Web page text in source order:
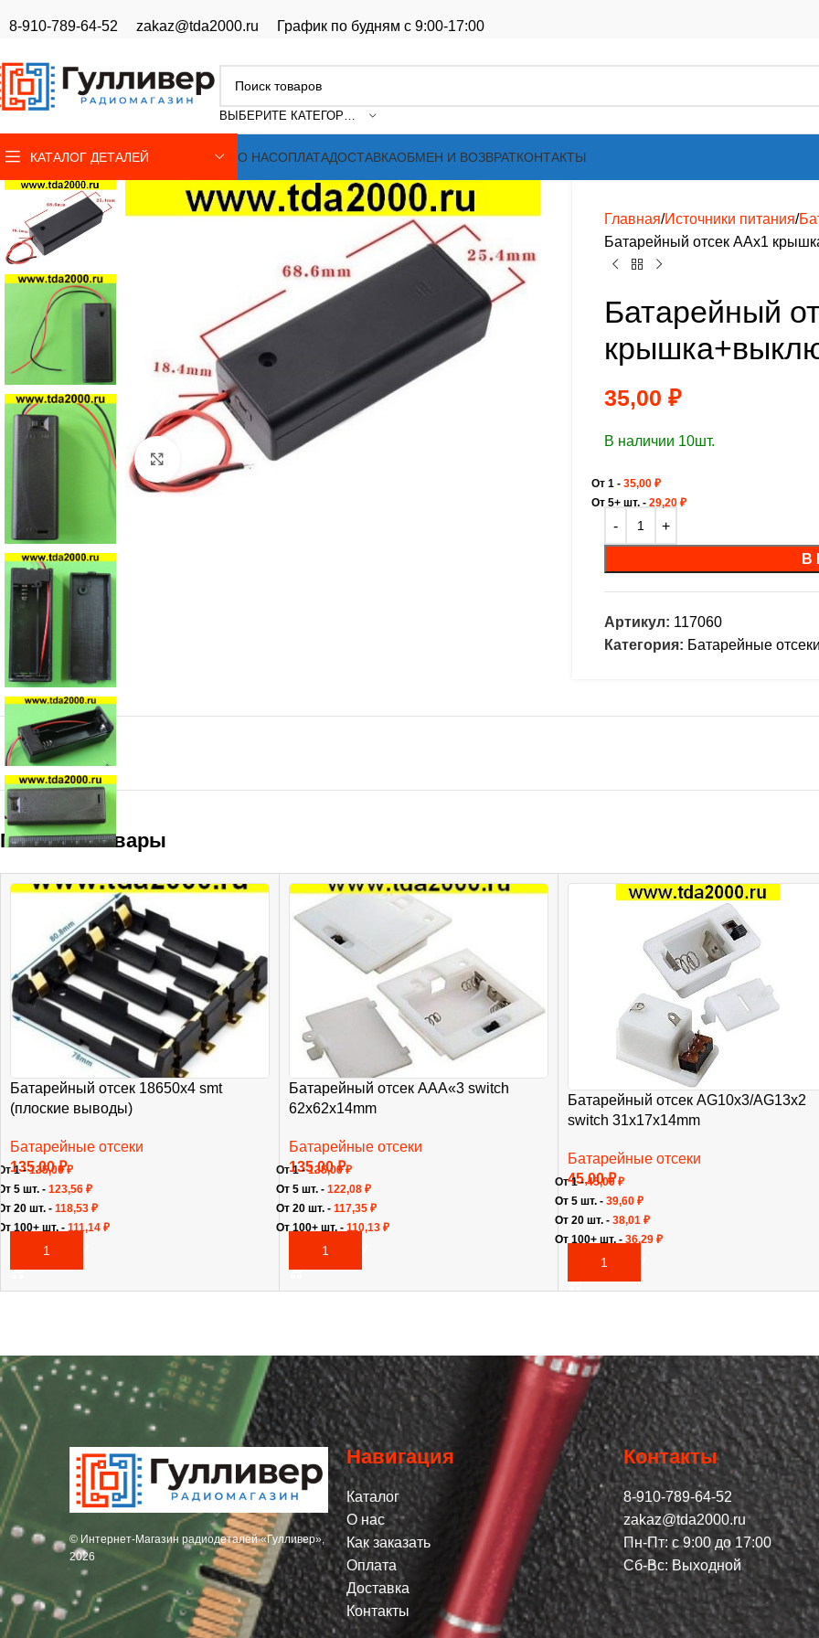
8-910-789-64-52 zakaz@tda2000.ru График по будням с 9:00-17:00
ВЫБЕРИТЕ КАТЕГОРИЮ
КАТАЛОГ ДЕТАЛЕЙ О НАСОПЛАТАДОСТАВКАОБМЕН И ВОЗВРАТКОНТАКТЫ
Нажмите, чтобы увеличить
Главная Источники питания
Батарейный отсек AAx1
Батарейный
35,00 ₽
В наличии 10шт.
От 1 - 35,00 ₽
От 5+ шт. - 29,20 ₽
В
Артикул: 117060
Категория: Батарейные отсеки
Похожие товары
Батарейный отсек 18650х4 smt
(плоские выводы)
Батарейные отсеки
135,00₽
В КОРЗИНУ
1 -135,00₽
5 шт. - 123,56 ₽
20 шт. - 118,53 ₽
100+ шт. - 111,14 ₽
Батарейный отсек AAA«3 switch
62х62х14mm
Батарейные отсеки
135,00₽
В КОРЗИНУ
От 1 -135,00₽
От 5 шт. - 122,08 ₽
От 20 шт. - 117,35 ₽
От 100+ шт. - 110,13 ₽
Батарейный отсек AG10х3/AG13х2
switch 31х17х14mm
Батарейные отсеки
45,00₽
В КОРЗИНУ
От 1 -45,00₽
От 5 шт. - 39,60 ₽
От 20 шт. - 38,01 ₽
От 100+ шт. - 36,29 ₽
© Интернет-Магазин радиодеталей «Гулливер»,
2026
Навигация
Каталог
О нас
Как заказать
Оплата
Доставка
Контакты
Контакты
8-910-789-64-52
zakaz@tda2000.ru
Пн-Пт: с 9:00 до 17:00
Сб-Вс: Выходной